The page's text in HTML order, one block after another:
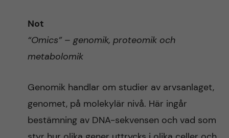
Not
“Omics” – genomik, proteomik och
metabolomik
Genomik handlar om studier av arvsanlaget,
genomet, på molekylär nivå. Här ingår
bestämning av DNA-sekvensen och vad som